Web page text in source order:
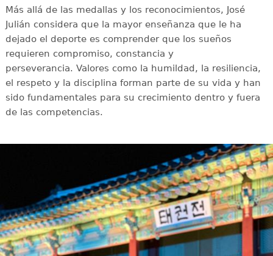
Más allá de las medallas y los reconocimientos, José
Julián considera que la mayor enseñanza que le ha
dejado el deporte es comprender que los sueños
requieren compromiso, constancia y
perseverancia. Valores como la humildad, la resiliencia,
el respeto y la disciplina forman parte de su vida y han
sido fundamentales para su crecimiento dentro y fuera
de las competencias.